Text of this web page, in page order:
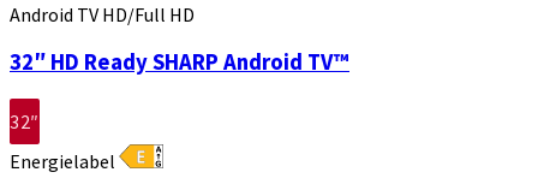
Android TV HD/Full HD
32″ HD Ready SHARP Android TV™
32″
Energielabel